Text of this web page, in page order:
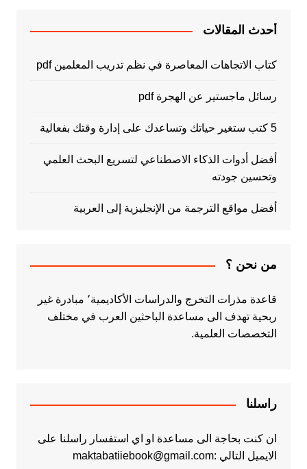
أحدث المقالات
كتاب الاتجاهات المعاصرة في نظم تدريب المعلمين pdf
رسائل ماجستير عن الهجرة pdf
5 كتب ستغير حياتك وتساعدك على إدارة وقتك بفعالية
أفضل أدوات الذكاء الاصطناعي لتسريع البحث العلمي
وتحسين جودته
أفضل مواقع الترجمة من الإنجليزية إلى العربية
من نحن ؟
قاعدة مذرات التخرج والدراسات الأكاديمية٬ مبادرة غير
ربحية تهدف الى مساعدة الباحثين العرب في مختلف
التخصصات العلمية.
راسلنا
ان كنت بحاجة الى مساعدة او اي استفسار راسلنا على
الايميل التالي :maktabatiiebook@gmail.com